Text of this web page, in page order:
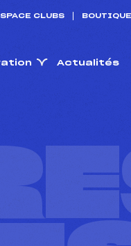
CLUBS
Actualités